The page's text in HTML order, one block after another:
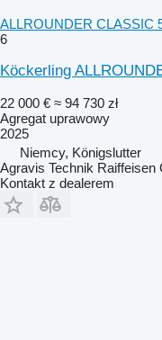
ALLROUNDER CLASSIC
6
Köckerling
22 000 € ≈ 94 730 zł
Agregat uprawowy
2025
Niemcy, Königslutter
Agravis Technik Raiffeisen
Kontakt z dealerem